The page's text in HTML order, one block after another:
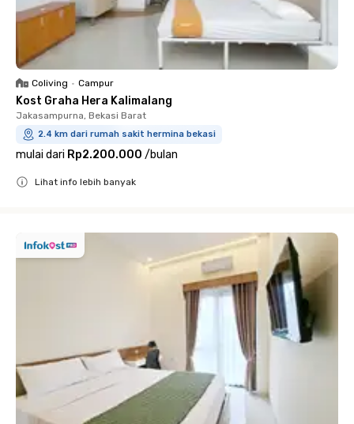
Coliving • Campur
Kost Graha Hera Kalimalang
Jakasampurna, Bekasi Barat
2.4 km dari rumah sakit hermina bekasi
mulai dari Rp2.200.000 /bulan
Lihat info lebih banyak